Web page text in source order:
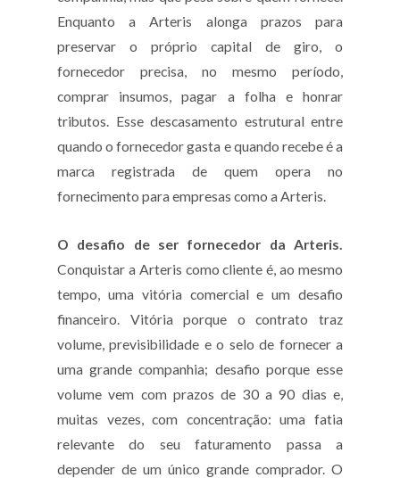
Enquanto a Arteris alonga prazos para
preservar o próprio capital de giro, o
fornecedor precisa, no mesmo período,
comprar insumos, pagar a folha e honrar
tributos. Esse descasamento estrutural entre
quando o fornecedor gasta e quando recebe é a
marca registrada de quem opera no
fornecimento para empresas como a Arteris.
O desafio de ser fornecedor da Arteris.
Conquistar a Arteris como cliente é, ao mesmo
tempo, uma vitória comercial e um desafio
financeiro. Vitória porque o contrato traz
volume, previsibilidade e o selo de fornecer a
uma grande companhia; desafio porque esse
volume vem com prazos de 30 a 90 dias e,
muitas vezes, com concentração: uma fatia
relevante do seu faturamento passa a
depender de um único grande comprador. O